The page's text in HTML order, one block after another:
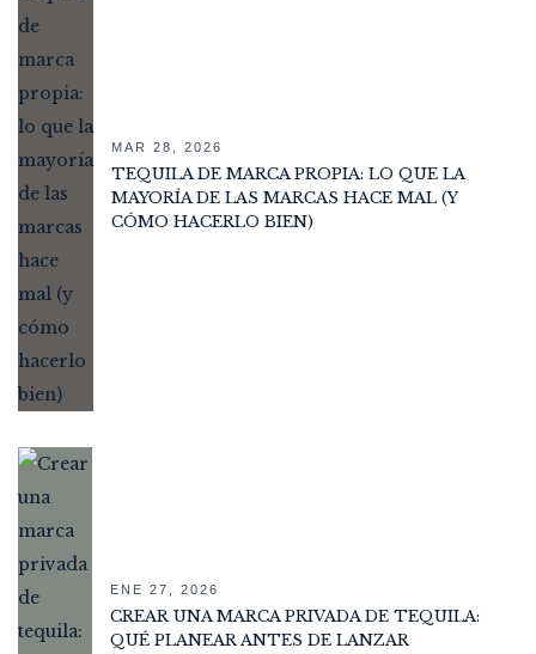
MAR 28, 2026
TEQUILA DE MARCA PROPIA: LO QUE LA
MAYORÍA DE LAS MARCAS HACE MAL (Y
CÓMO HACERLO BIEN)
ENE 27, 2026
CREAR UNA MARCA PRIVADA DE TEQUILA:
QUÉ PLANEAR ANTES DE LANZAR